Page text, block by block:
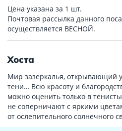
Цена указана за 1 шт.
Почтовая рассылка данного
осуществляется ВЕСНОЙ.
Хоста
Мир зазеркалья, открывающий
тени… Всю красоту и
можно оценить только в
не соперничают с яркими
от ослепительного солнечного